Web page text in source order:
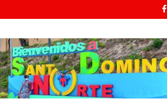
probable de los influencers en Latino América*